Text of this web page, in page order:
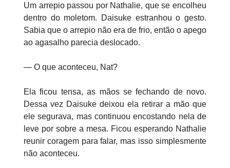
Um arrepio passou por Nathalie, que se encolheu
dentro do moletom. Daisuke estranhou o gesto.
Sabia que o arrepio não era de frio, então o apego
ao agasalho parecia deslocado.
— O que aconteceu, Nat?
Ela ficou tensa, as mãos se fechando de novo.
Dessa vez Daisuke deixou ela retirar a mão que
ele segurava, mas continuou encostando nela de
leve por sobre a mesa. Ficou esperando Nathalie
reunir coragem para falar, mas isso simplesmente
não aconteceu.